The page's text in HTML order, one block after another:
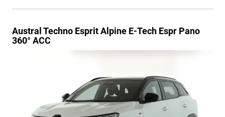
AustralTechno Esprit Alpine E-Tech Espr Pano
360° ACC